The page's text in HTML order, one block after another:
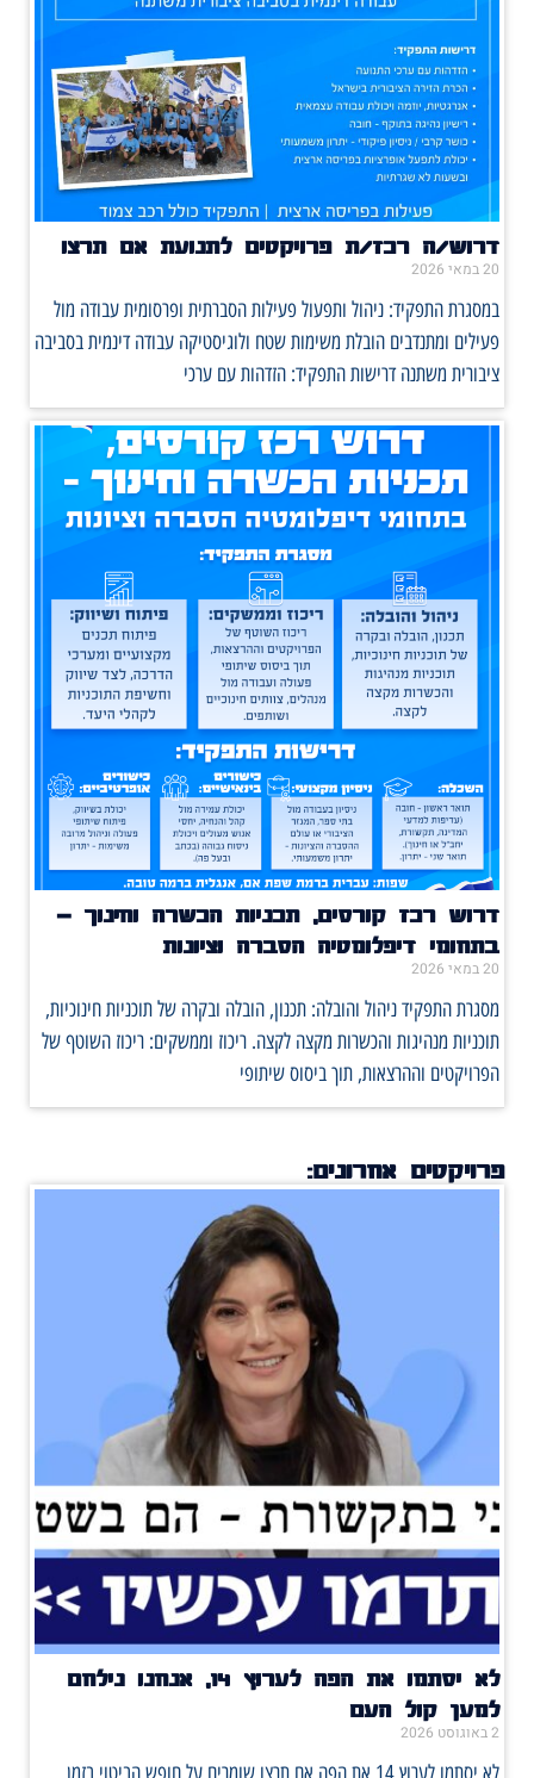
דרוש/ה רכז/ת פרויקטים לתנועת אם תרצו
20 במאי 2026
במסגרת התפקיד: ניהול ותפעול פעילות הסברתית ופרסומית עבודה מול
פעילים ומתנדבים הובלת משימות שטח ולוגיסטיקה עבודה דינמית בסביבה
ציבורית משתנה דרישות התפקיד: הזדהות עם ערכי
דרוש רכז קורסים, תכניות הכשרה וחינוך –
בתחומי דיפלומטיה הסברה וציונות
20 במאי 2026
מסגרת התפקיד ניהול והובלה: תכנון, הובלה ובקרה של תוכניות חינוכיות,
תוכניות מנהיגות והכשרות מקצה לקצה. ריכוז וממשקים: ריכוז השוטף של
הפרויקטים וההרצאות, תוך ביסוס שיתופי
פרויקטים אחרונים:
לא יסתמו את הפה לערוץ 14, אנחנו נילחם
למען קול העם
2 באוגוסט 2026